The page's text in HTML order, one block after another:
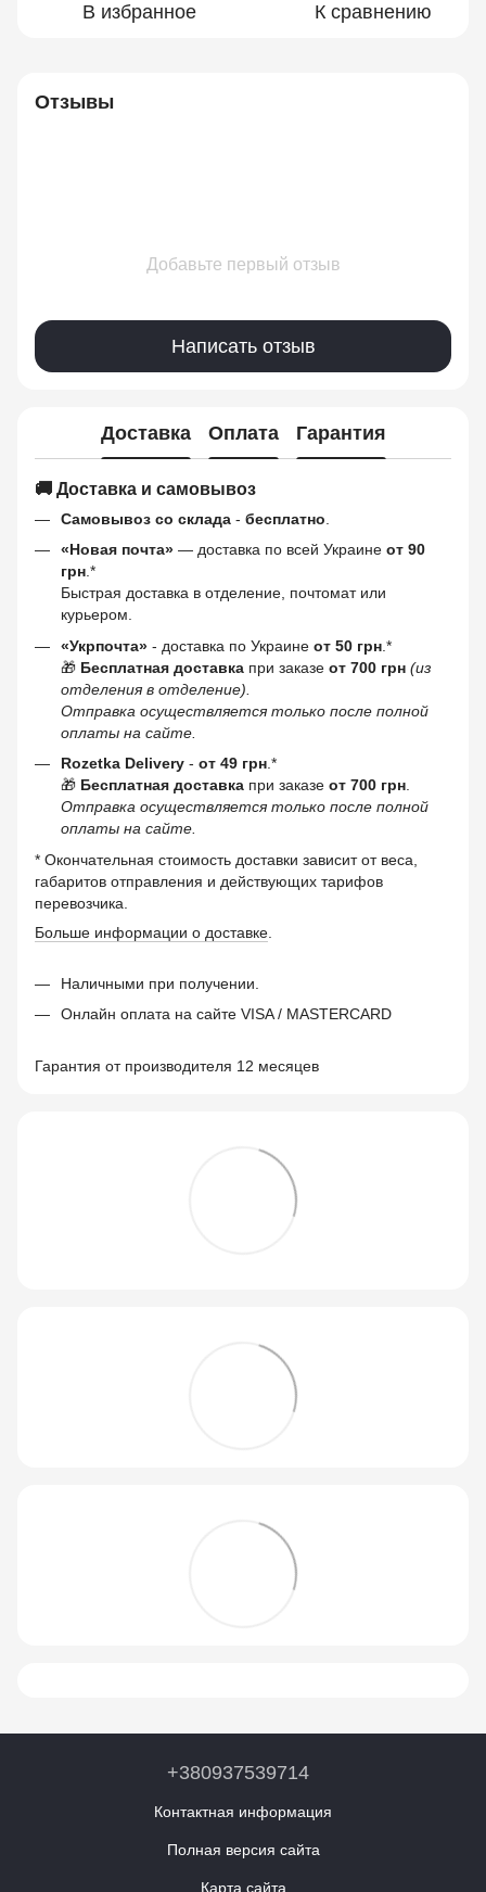
В избранное К сравнению
Отзывы
Добавьте первый отзыв
Написать отзыв
Доставка Оплата Гарантия
🚚 Доставка и самовывоз
Самовывоз со склада - бесплатно
«Новая почта» — доставка по всей Украине от 90
грн.*
Быстрая доставка в отделение, почтомат или
курьером.
«Укрпочта» - доставка по Украине от 50 грн .*
🎁 Бесплатная доставка при заказе от 700 грн (из
отделения в отделение).
Отправка осуществляется только после полной
оплаты на сайте.
Rozetka Delivery - от 49 грн .*
🎁 Бесплатная доставка при заказе от 700 грн
Отправка осуществляется только после полной
оплаты на сайте.
* Окончательная стоимость доставки зависит от веса,
габаритов отправления и действующих тарифов
перевозчика.
Больше информации о доставке
Наличными при получении.
Онлайн оплата на сайте VISA / MASTERCARD
Гарантия от производителя 12 месяцев
+380937539714
Контактная информация
Полная версия сайта
Карта сайта